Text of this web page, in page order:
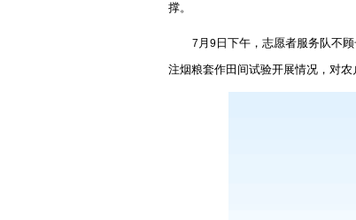
撑。
7 月 9日下午，志愿者服务队不
注烟粮套作田间试验开展情况，对